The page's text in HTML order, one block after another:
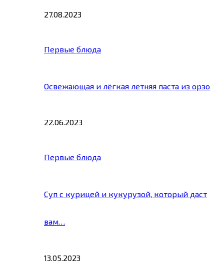
27.08.2023
Первые блюда
Освежающая и лёгкая летняя паста из орзо
22.06.2023
Первые блюда
Суп с курицей и кукурузой, который даст
вам…
13.05.2023